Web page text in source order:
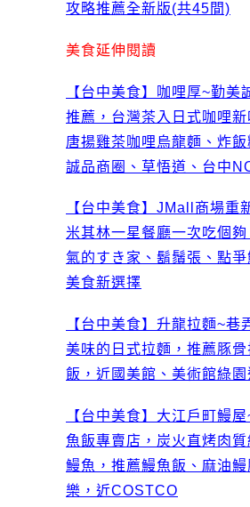
攻略推薦全新版(共45間)
美食延伸閱讀
【台中美食】咖哩厚~勤美
推薦，台灣茶入日式咖哩
唐揚雞茶咖哩烏龍麵、炸
誠品商圈、草悟道、台中
【台中美食】JMall商場重
米其林一星餐廳一次吃個夠
氣的すき家、鬍鬚張、點
美食新選擇
【台中美食】升龍拉麵~巷
美味的日式拉麵，推薦豚
飯，近國美館、美術館綠園
【台中美食】大江戶町鰻
魚飯專賣店，炭火直烤肉
鰻魚，推薦鰻魚飯、麻油
樂，近COSTCO